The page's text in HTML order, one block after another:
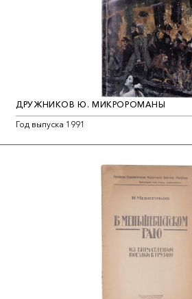
ДРУЖНИКОВ Ю. МИКРОРОМАНЫ
Год выпуска 1991